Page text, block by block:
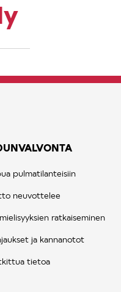
pulmatilanteisiin
neuvottelee
ratkaiseminen
ja kannanotot
tietoa